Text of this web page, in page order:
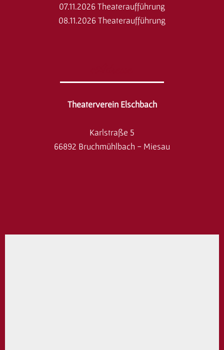
07.11.2026 Theateraufführung
08.11.2026 Theateraufführung
Theaterverein Elschbach
Karlstraße 5
66892 Bruchmühlbach - Miesau